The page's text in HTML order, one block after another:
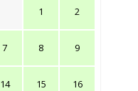
1 2
7 8 9
14 15 16